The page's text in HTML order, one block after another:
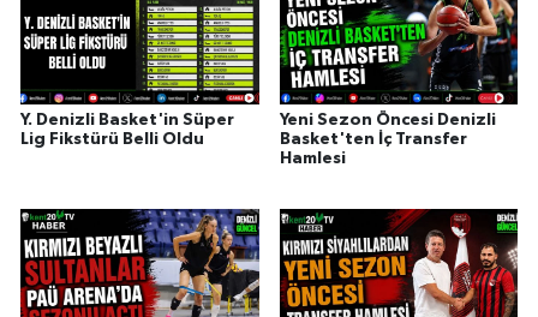
Y. Denizli Basket'in Süper
Lig Fikstürü Belli Oldu
Yeni Sezon Öncesi Denizli
Basket'ten İç Transfer
Hamlesi